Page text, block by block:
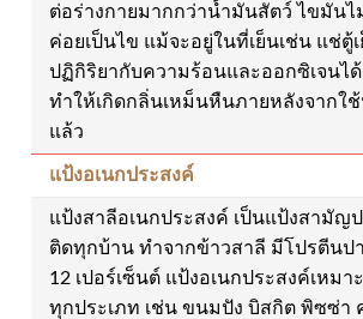
ต่อร่างกายมากกว่าน้ำมันสัตว์ ไขมันไ
ค่อยเป็นไข แม้จะอยู่ในที่เย็นเช่น แช่ตู้
ปฏิกิริยากับความร้อนและออกซิเจนไ
ทำให้เกิดกลิ่นเหม็นหืนภายหลังจากใ
แล้ว
แป้งอเนกประสงค์
แป้งสาลีอเนกประสงค์ เป็นแป้งสามัญ
ติดทุกบ้าน ทำจากข้าวสาลี มีโปรตีนป
12 เปอร์เซ็นต์ แป้งอเนกประสงค์เหม
ทุกประเภท เช่น ขนมปัง บิสกิต พิซซ่า